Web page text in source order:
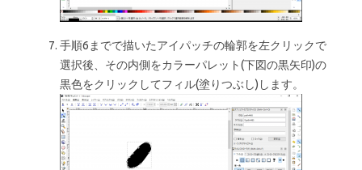
手順6までで描いたアイパッチの輪郭を左クリックで
選択後、その内側をカラーパレット(下図の黒矢印)の
黒色をクリックしてフィル(塗りつぶし)します。